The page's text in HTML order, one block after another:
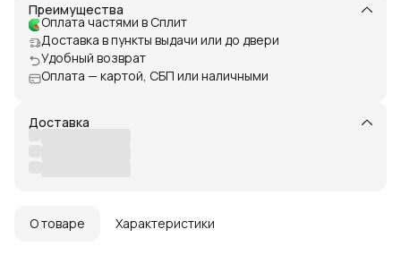
Преимущества
Оплата частями в Сплит
Доставка в пункты выдачи или до двери
Удобный возврат
Оплата — картой, СБП или наличными
Доставка
О товаре Характеристики